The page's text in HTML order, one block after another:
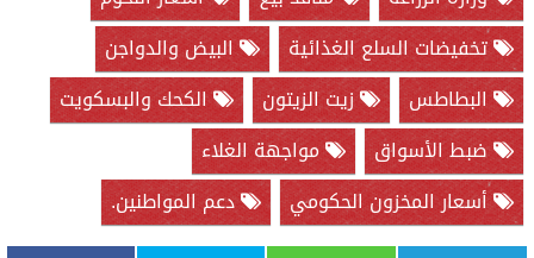
تخفيضات السلع الغذائية
البيض والدواجن
البطاطس
زيت الزيتون
الكحك والبسكويت
ضبط الأسواق
مواجهة الغلاء
أسعار المخزون الحكومي
دعم المواطنين.